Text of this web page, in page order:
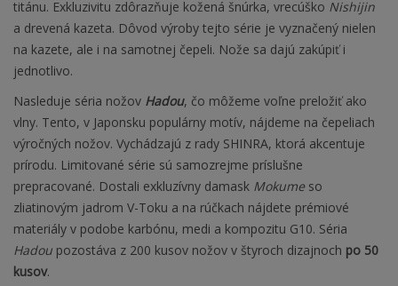
titánu. Exkluzivitu zdôrazňuje kožená šnúrka, vrecúško Nishijin
a drevená kazeta. Dôvod výroby tejto série je vyznačený nielen
na kazete, ale i na samotnej čepeli. Nože sa dajú zakúpiť i
jednotlivo.
Nasleduje séria nožov Hadou, čo môžeme voľne preložiť ako
vlny. Tento, v Japonsku populárny motív, nájdeme na čepeliach
výročných nožov. Vychádzajú z rady SHINRA, ktorá akcentuje
prírodu. Limitované série sú samozrejme príslušne
prepracované. Dostali exkluzívny damask Mokumeso
zliatinovým jadrom V-Toku a na rúčkach nájdete prémiové
materiály v podobe karbónu, medi a kompozitu G10. Séria
Hadou pozostáva z 200 kusov nožov v štyroch dizajnoch po 50
kusov.